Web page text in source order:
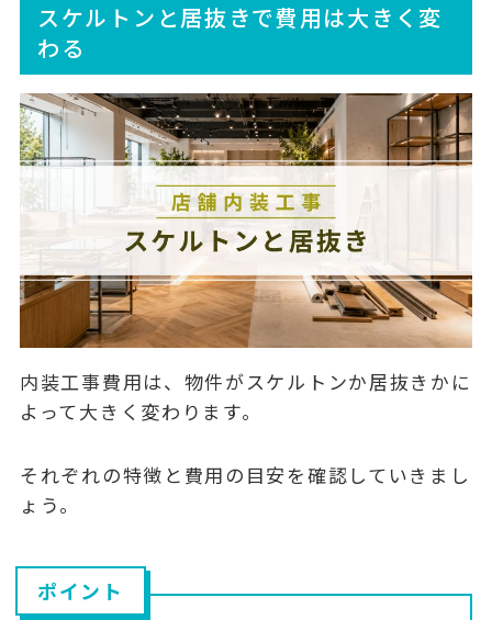
スケルトンと居抜きで費用は大きく変
わる
内装工事費用は、物件がスケルトンか居抜きかに
よって大きく変わります。
それぞれの特徴と費用の目安を確認していきまし
ょう。
ポイント